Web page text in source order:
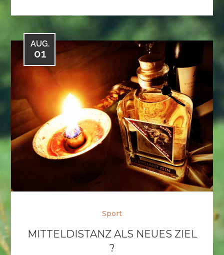
AUG.
01
Sport
MITTELDISTANZ ALS NEUES ZIEL
?